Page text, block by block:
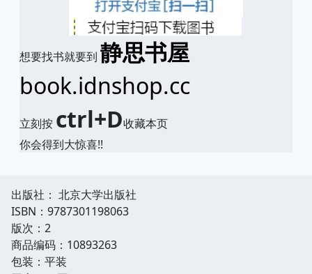
想要找书就要到 静思书屋
book.idnshop.cc
立刻按 ctrl+D收藏本页
你会得到大惊喜!!
出版社： 北京大学出版社
ISBN：9787301198063
版次：2
商品编码：10893263
包装：平装